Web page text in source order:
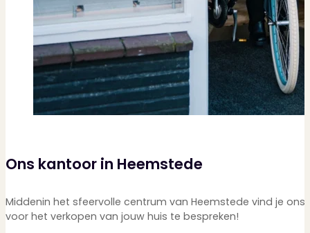
Ons kantoor in Heemstede
Middenin het sfeervolle centrum van Heemstede vind je
voor het verkopen van jouw huis te bespreken!